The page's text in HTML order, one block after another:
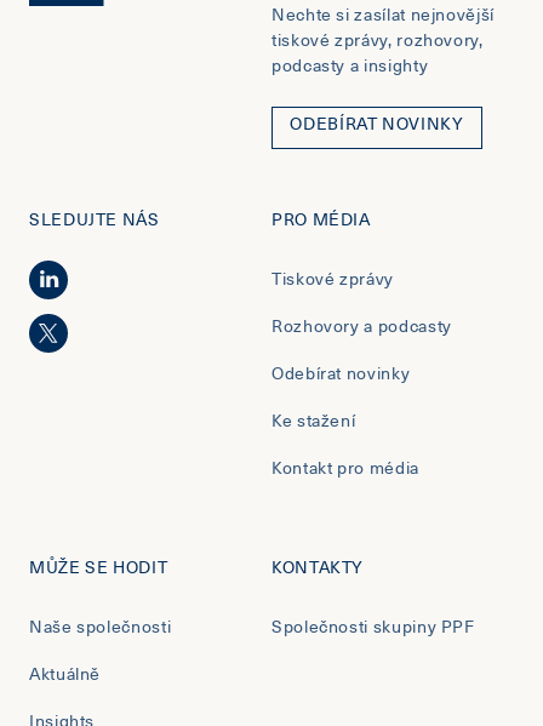
Nechte si zasílat nejnovější
tiskové zprávy, rozhovory,
podcasty a insighty
ODEBÍRAT NOVINKY
SLEDUJTE NÁS PRO MÉDIA
Tiskové zprávy
Rozhovory a podcasty
Odebírat novinky
Ke stažení
Kontakt pro média
MŮŽE SE HODIT
Naše společnosti
Aktuálně
Insights
KONTAKTY
Společnosti skupiny PPF